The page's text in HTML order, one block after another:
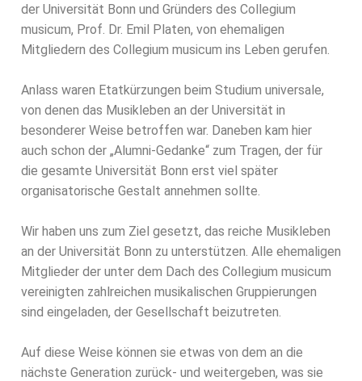
der Universität Bonn und Gründers des Collegium
musicum, Prof. Dr. Emil Platen, von ehemaligen
Mitgliedern des Collegium musicum ins Leben gerufen.
Anlass waren Etatkürzungen beim Studium universale,
von denen das Musikleben an der Universität in
besonderer Weise betroffen war. Daneben kam hier
auch schon der „Alumni-Gedanke“ zum Tragen, der für
die gesamte Universität Bonn erst viel später
organisatorische Gestalt annehmen sollte.
Wir haben uns zum Ziel gesetzt, das reiche Musikleben
an der Universität Bonn zu unterstützen. Alle ehemaligen
Mitglieder der unter dem Dach des Collegium musicum
vereinigten zahlreichen musikalischen Gruppierungen
sind eingeladen, der Gesellschaft beizutreten.
Auf diese Weise können sie etwas von dem an die
nächste Generation zurück- und weitergeben, was sie